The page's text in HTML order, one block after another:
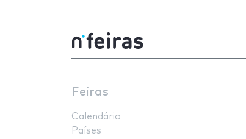
Feiras
Calendário
Países